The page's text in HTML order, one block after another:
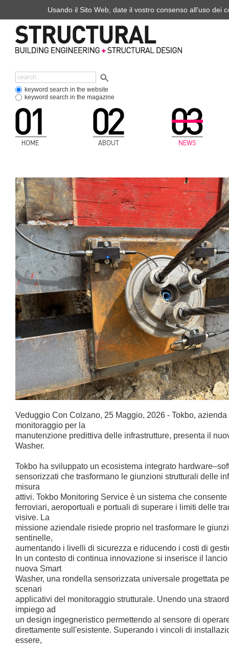
keyword search in the website
keyword search in the magazine
HOME ABOUT NEWS
Veduggio Con Colzano, 25 Maggio, 2026 - Tokbo,
monitoraggio per la
manutenzione predittiva delle infrastrutture, presenta il
Washer.
Tokbo ha sviluppato un ecosistema integrato
sensorizzati che trasformano le giunzioni strutturali delle
misura
attivi. Tokbo Monitoring Service è un sistema che
ferroviari, aeroportuali e portuali di superare i limiti delle
visive. La
missione aziendale risiede proprio nel trasformare le
sentinelle,
aumentando i livelli di sicurezza e riducendo i costi di
In un contesto di continua innovazione si inserisce il
nuova Smart
Washer, una rondella sensorizzata universale progettata
scenari
applicativi del monitoraggio strutturale. Unendo una
impiego ad
un design ingegneristico permettendo al sensore di
direttamente sull'esistente. Superando i vincoli di
essere,
Usando il Sito Web, date il vostro consenso all'uso